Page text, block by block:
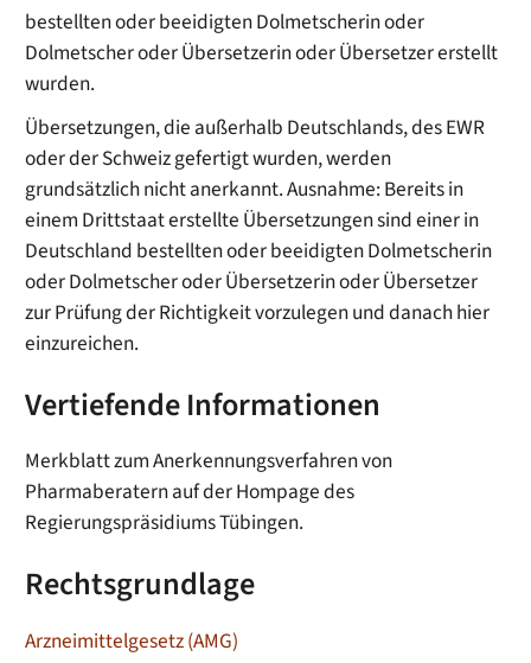
bestellten oder beeidigten Dolmetscherin oder
Dolmetscher oder Übersetzerin oder Übersetzer erstellt
wurden.
Übersetzungen, die außerhalb Deutschlands, des EWR
oder der Schweiz gefertigt wurden, werden
grundsätzlich nicht anerkannt. Ausnahme: Bereits in
einem Drittstaat erstellte Übersetzungen sind einer in
Deutschland bestellten oder beeidigten Dolmetscherin
oder Dolmetscher oder Übersetzerin oder Übersetzer
zur Prüfung der Richtigkeit vorzulegen und danach hier
einzureichen.
Vertiefende Informationen
Merkblatt zum Anerkennungsverfahren von
Pharmaberatern auf der Hompage des
Regierungspräsidiums Tübingen.
Rechtsgrundlage
Arzneimittelgesetz (AMG)